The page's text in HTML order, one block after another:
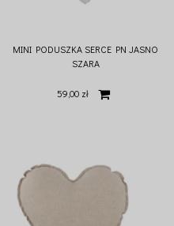
MINI PODUSZKA SERCE PN JASNO
SZARA
59,00 zł